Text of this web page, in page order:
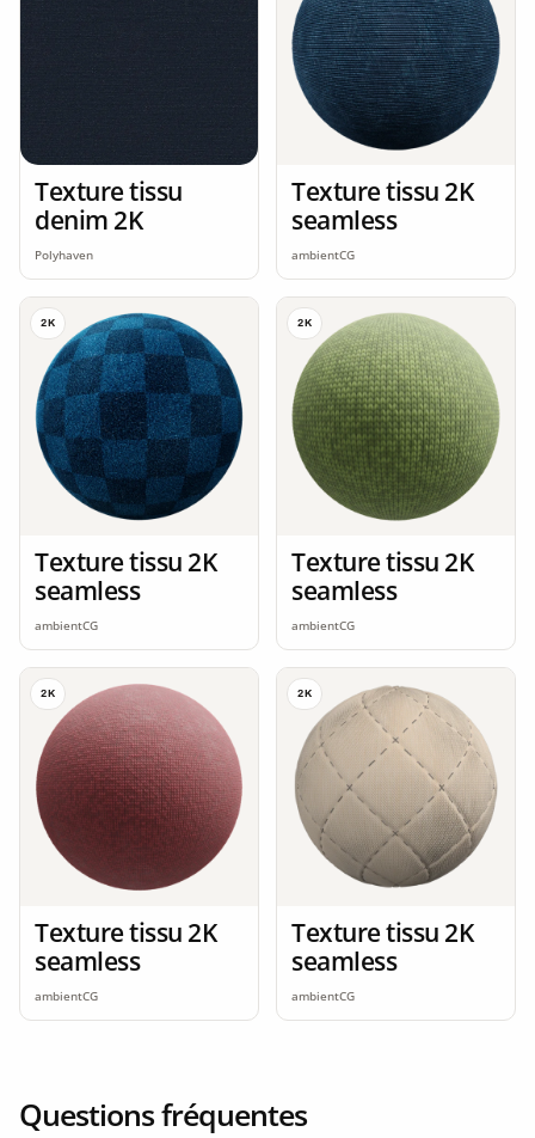
Texture tissu
denim 2K
Polyhaven
Texture tissu 2K
seamless
ambientCG
2K
Texture tissu 2K
seamless
ambientCG
2K
Texture tissu 2K
seamless
ambientCG
2K
Texture tissu 2K
seamless
ambientCG
2K
Texture tissu 2K
seamless
ambientCG
Questions fréquentes